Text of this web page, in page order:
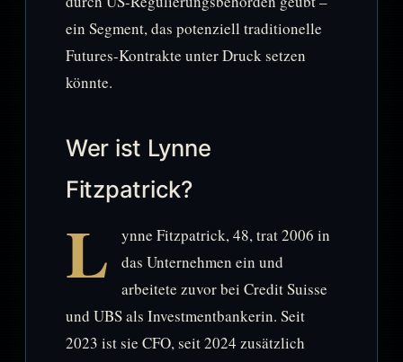
ein Segment, das potenziell traditionelle
Futures-Kontrakte unter Druck setzen
könnte.
Wer ist Lynne
Fitzpatrick?
L
ynne Fitzpatrick, 48, trat 2006 in
das Unternehmen ein und
arbeitete zuvor bei Credit Suisse
und UBS als Investmentbankerin. Seit
2023 ist sie CFO, seit 2024 zusätzlich